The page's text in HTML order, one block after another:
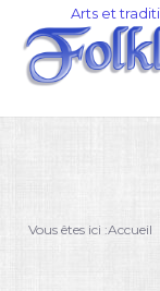
Catégorie
Vous êtes ici :Accueil